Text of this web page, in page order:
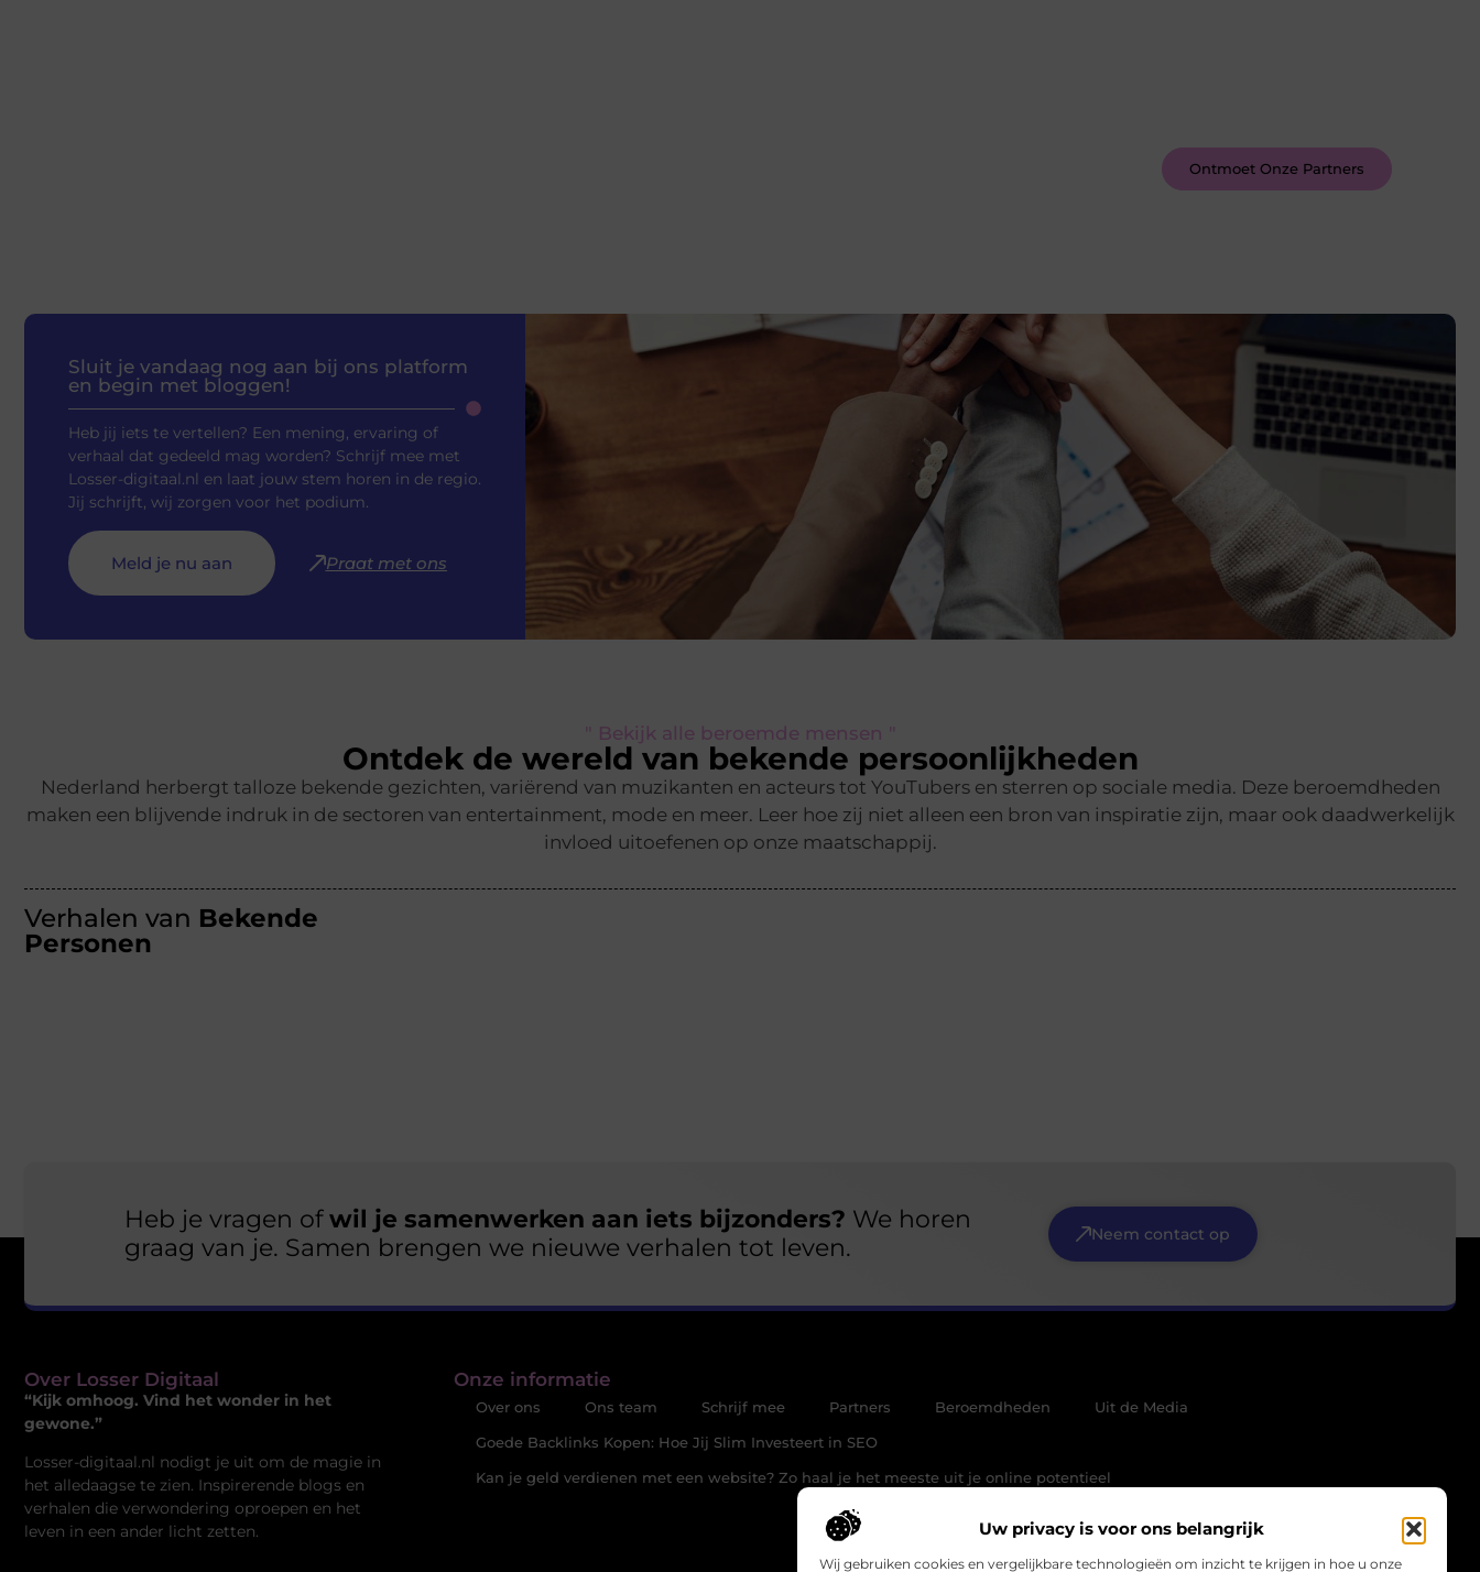
Uw privacy is voor ons belangrijk
Wij gebruiken cookies en vergelijkbare technologieën om inzicht te krijgen in hoe u onze
Ontmoet Onze Partners
Sluit je vandaag nog aan bij ons platform
en begin met bloggen!
Heb jij iets te vertellen? Een mening, ervaring of
verhaal dat gedeeld mag worden? Schrijf mee met
Losser-digitaal.nl en laat jouw stem horen in de regio.
Jij schrijft, wij zorgen voor het podium.
Meld je nu aan Praat met ons
" Bekijk alle beroemde mensen "
Ontdek de wereld van bekende persoonlijkheden
Nederland herbergt talloze bekende gezichten, variërend van muzikanten en acteurs tot YouTubers en sterren op sociale media. Deze beroemdheden
maken een blijvende indruk in de sectoren van entertainment, mode en meer. Leer hoe zij niet alleen een bron van inspiratie zijn, maar ook daadwerkelijk
invloed uitoefenen op onze maatschappij.
Verhalen van Bekende
Personen
Heb je vragen ofwil je samenwerken aan iets bijzonders? We horen
graag van je. Samen brengen we nieuwe verhalen tot leven.
Neem contact op
Over Losser Digitaal
“Kijk omhoog. Vind het wonder in het
gewone.”
Losser-digitaal.nl nodigt je uit om de magie in
het alledaagse te zien. Inspirerende blogs en
verhalen die verwondering oproepen en het
leven in een ander licht zetten.
Onze informatie
Over ons Ons team Schrijf mee Partners Beroemdheden
Uit de Media
Goede Backlinks Kopen: Hoe Jij Slim Investeert in SEO
Kan je geld verdienen met een website? Zo haal je het meeste uit je online potentieel